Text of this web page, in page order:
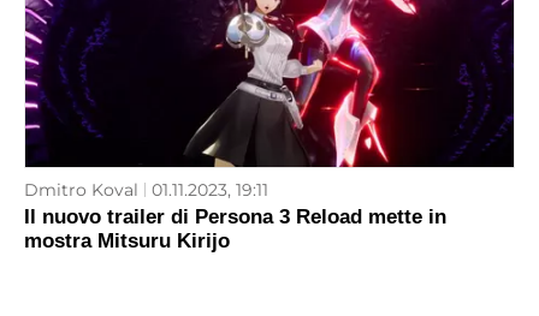
Dmitro Koval 01.11.2023, 19:11
Il nuovo trailer di Persona 3 Reload mette in
mostra Mitsuru Kirijo